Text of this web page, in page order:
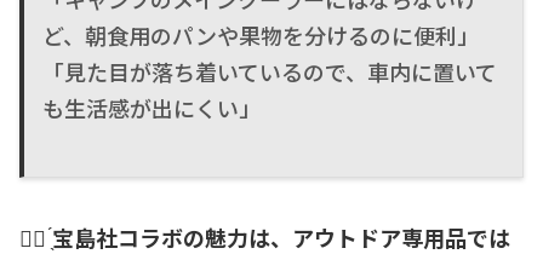
ど、朝食用のパンや果物を分けるのに便利」
「見た目が落ち着いているので、車内に置いて
も生活感が出にくい」
☝🏻 ̖́宝島社コラボの魅力は、アウトドア専用品では